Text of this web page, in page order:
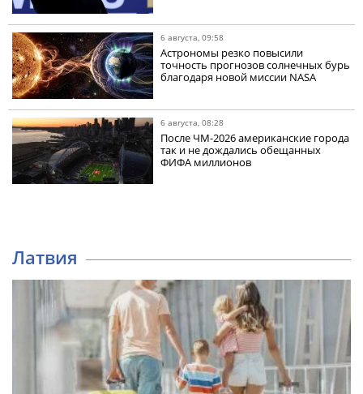
6 августа, 09:58
Астрономы резко повысили
точность прогнозов солнечных бурь
благодаря новой миссии NASA
6 августа, 08:28
После ЧМ-2026 американские города
так и не дождались обещанных
ФИФА миллионов
Латвия